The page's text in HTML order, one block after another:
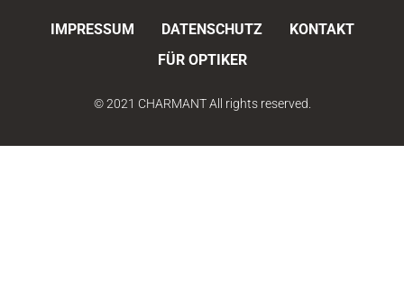
IMPRESSUM DATENSCHUTZ
KONTAKT
FÜR OPTIKER
© 2021 CHARMANT All rights reserved.